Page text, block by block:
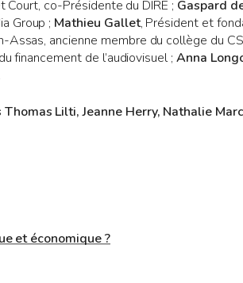
co-Présidente du DIRE ; Gaspard
Group ; Mathieu Gallet, Président et
Assas, ancienne membre du collège du
financement de l’audiovisuel ; Anna
Lilti, Jeanne Herry, Nathalie
et économique ?